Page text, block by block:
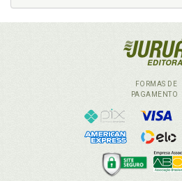
FORMAS DE
PAGAMENTO